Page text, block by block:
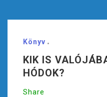
Könyv
KIK IS
HÓDOK?
Share